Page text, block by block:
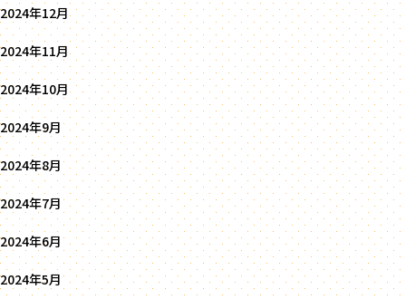
2024年12月
2024年11月
2024年10月
2024年9月
2024年8月
2024年7月
2024年6月
2024年5月